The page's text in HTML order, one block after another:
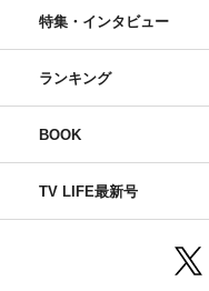
特集・インタビュー
ランキング
BOOK
TV LIFE最新号